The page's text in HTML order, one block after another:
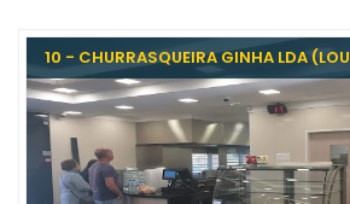
10 - CHURRASQUEIRA GINHA LDA